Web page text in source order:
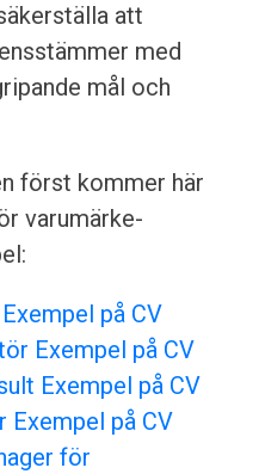
att
med
mål och
först kommer här
varumärke-
på CV
Exempel på CV
Exempel på CV
Exempel på CV
för